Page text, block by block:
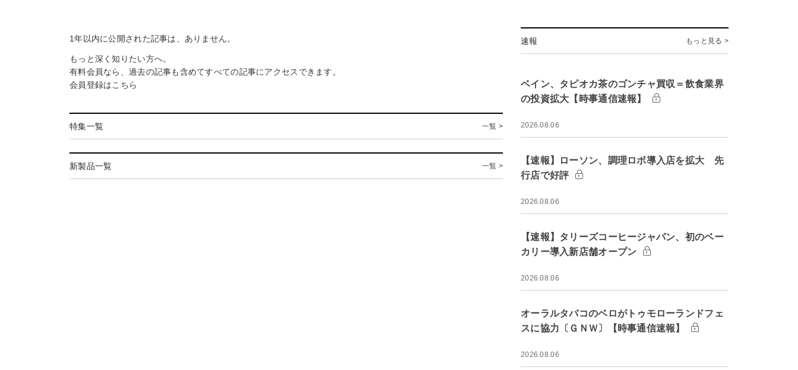
1年以内に公開された記事は、ありません。
もっと深く知りたい方へ。
有料会員なら、過去の記事も含めてすべての記事にアクセスできます。
会員登録はこちら
特集一覧 一覧 >
新製品一覧 一覧 >
速報 もっと見る >
ベイン、タピオカ茶のゴンチャ買収＝飲食業界
の投資拡大【時事通信速報】
2026.08.06
【速報】ローソン、調理ロボ導入店を拡大 先
行店で好評
2026.08.06
【速報】タリーズコーヒージャパン、初のベー
カリー導入新店舗オープン
2026.08.06
オーラルタバコのベロがトゥモローランドフェ
スに協力〔ＧＮＷ〕【時事通信速報】
2026.08.06